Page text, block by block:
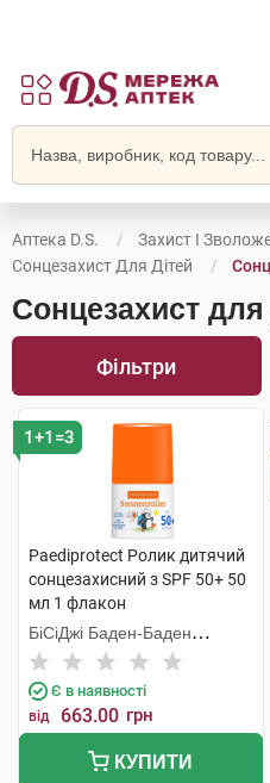
Аптека D.S.
Захист І
Сонцезахист Для Дітей
Сонцезахист для
Фільтри
1+1=3
Paediprotect Ролик дитячий
cонцезахисний з SPF 50+ 50
мл 1 флакон
БіСіДжі Баден-Баден
Косметікс Груп Гмбх
Є в наявності
від 663.00 грн
КУПИТИ